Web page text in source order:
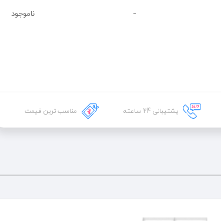
- ناموجود
پشتیبانی 24 ساعته مناسب ترین قیمت